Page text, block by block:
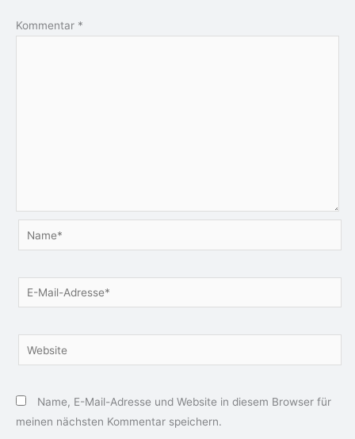
Kommentar *
Name*
Mail-
Website
Name, E-Mail-Adresse und Website in diesem Browser für
meinen nächsten Kommentar speichern.